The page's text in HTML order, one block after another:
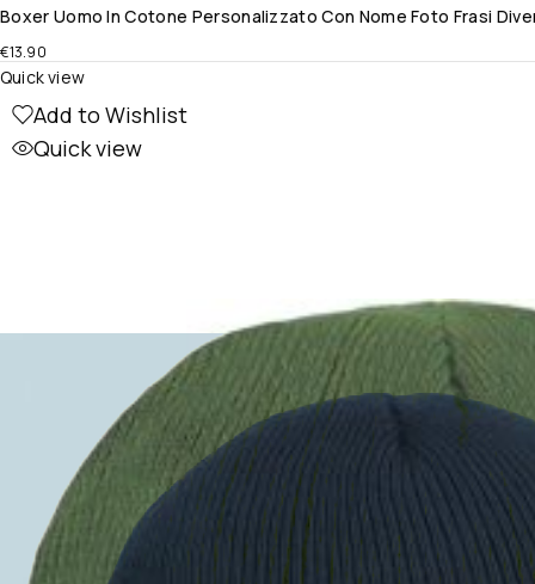
Boxer Uomo In Cotone Personalizzato Con Nome Foto Frasi
€13.90
Add to Wishlist
Quick view
Quick view